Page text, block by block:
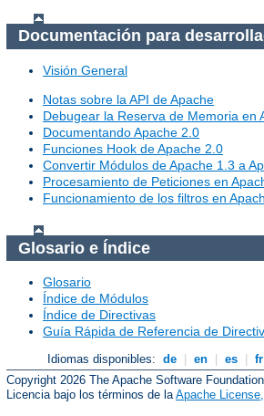
Documentación para
Visión General
Notas sobre la API de Apache
Debugear la Reserva de Memoria en
Documentando Apache 2.0
Funciones Hook de Apache 2.0
Convertir Módulos de Apache 1.3 a
Procesamiento de Peticiones en
Funcionamiento de los filtros en
Glosario e Índice
Glosario
Índice de Módulos
Índice de Directivas
Guía Rápida de Referencia de
Idiomas disponibles: de en es fr
Copyright 2026 The Apache Software Foundation.
Licencia bajo los términos de la Apache